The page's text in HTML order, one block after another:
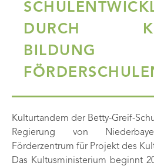
DURCH
Kulturtandem der Betty-Greif-
Regierung von
Förderzentrum für Projekt des
Das Kultusministerium beginnt